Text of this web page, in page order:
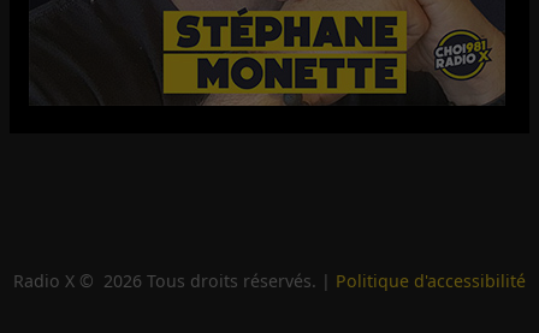
Radio X © 2026 Tous droits réservés. | Politique d'accessibilité